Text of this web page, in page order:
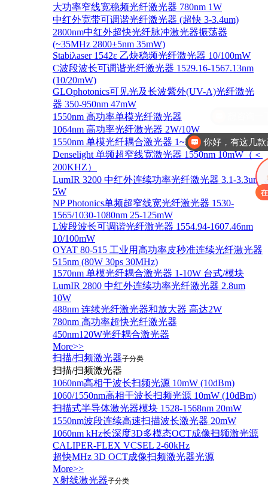
大功率窄线宽稳频光纤激光器 780nm 1W
中红外宽带可调谐光纤激光器 (超快 3-3.4um)
2800nm中红外超快光纤脉冲激光器振荡器
(~35MHz 2800±5nm 35mW)
Stabiλaser 1542ε 乙炔稳频光纤激光器 10/100mW
C波段波长可调谐光纤激光器 1529.16-1567.13nm
(10/20mW)
GLOphotonics可见光及长波紫外(UV-A)光纤激光
器 350-950nm 47mW
1550nm 高功率单模光纤激光器
1064nm 高功率光纤激光器 2W/10W
1550nm 单模光纤耦合激光器 1~20W (台式)
Denselight 单频超窄线宽激光器 1550nm 10mW（＜
200KHZ）
LumIR 3200 中红外连续功率光纤激光器 3.1-3.3um
5W
NP Photonics单频超窄线宽光纤激光器 1530-
1565/1030-1080nm 25-125mW
L波段波长可调谐光纤激光器 1554.94-1607.46nm
10/100mW
OYAT 80-515 工业用高功率皮秒准连续光纤激光器
515nm (80W 30ps 30MHz)
1570nm 单模光纤耦合激光器 1-10W 台式/模块
LumIR 2800 中红外连续功率光纤激光器 2.8um
10W
488nm 连续光纤激光器和放大器 高达2W
780nm 高功率超快光纤激光器
450nm120W光纤耦合激光器
More>>
扫描/扫频激光器子分类
扫描/扫频激光器
1060nm高相干波长扫频光源 10mW (10dBm)
1060/1550nm高相干波长扫频光源 10mW (10dBm)
扫描式半导体激光器模块 1528-1568nm 20mW
1550nm波段连续高速扫描波长激光器 20mW
1060nm kHz长深度3D多模态OCT成像扫频激光源
CALIPER-FLEX VCSEL 2-60kHz
超快MHz 3D OCT成像扫频激光器光源
More>>
X射线激光器子分类
你好，有这几